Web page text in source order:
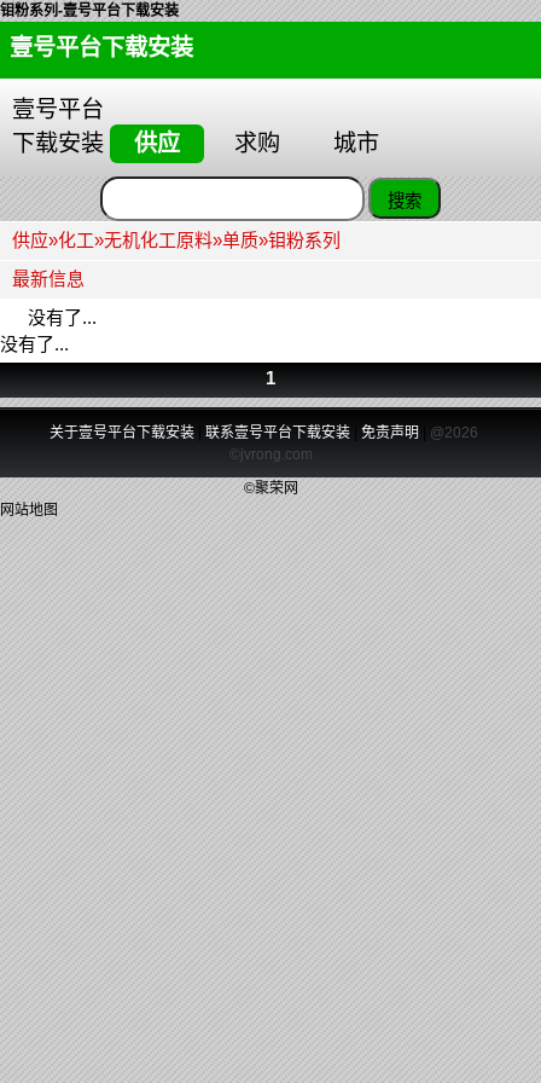
钼粉系列-壹号平台下载安装
壹号平台下载安装
壹号平台
下载安装
供应 求购 城市
供应»化工»无机化工原料»单质»钼粉系列
最新信息
没有了...
没有了...
1
关于壹号平台下载安装 联系壹号平台下载安装| 免责声明
@2026
©jvrong.com
©聚荣网
网站地图